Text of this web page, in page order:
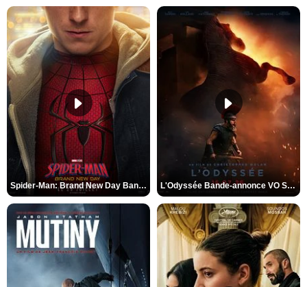
Spider-Man: Brand New Day Bande-annonce VO STFR L'Odyssée Bande-annonce VO STFR